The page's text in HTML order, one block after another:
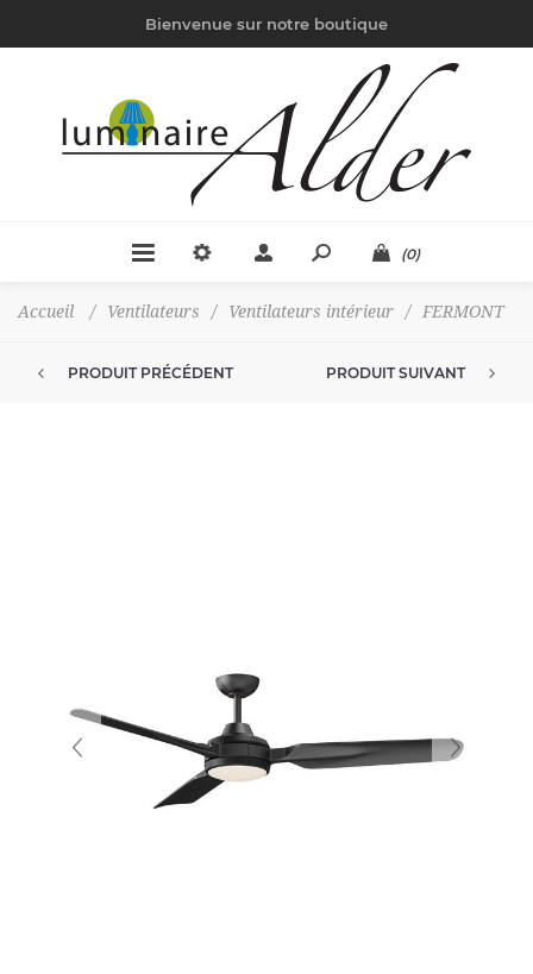
Bienvenue sur notre boutique
(0)
Accueil / Ventilateurs / Ventilateurs intérieur / FERMONT
PRODUIT PRÉCÉDENT PRODUIT SUIVANT